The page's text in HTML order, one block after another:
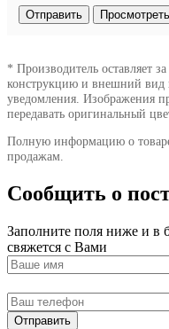
* Производитель оставляет
конструкцию и внешний вид
уведомления. Изображения
передавать оригинальный
Полную информацию о
продажам.
Сообщить о
Заполните поля ниже и в
свяжется с Вами